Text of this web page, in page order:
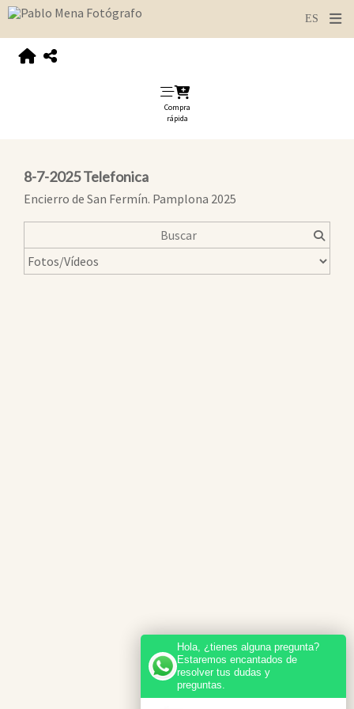
Compra
rápida
8-7-2025 Telefonica
Encierro de San Fermín. Pamplona 2025
Hola, ¿tienes alguna pregunta?
Estaremos encantados de
resolver tus dudas y
preguntas.